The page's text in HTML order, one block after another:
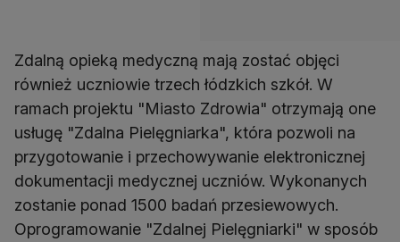
Zdalną opieką medyczną mają zostać objęci
również uczniowie trzech łódzkich szkół. W
ramach projektu "Miasto Zdrowia" otrzymają one
usługę "Zdalna Pielęgniarka", która pozwoli na
przygotowanie i przechowywanie elektronicznej
dokumentacji medycznej uczniów. Wykonanych
zostanie ponad 1500 badań przesiewowych.
Oprogramowanie "Zdalnej Pielęgniarki" w sposób